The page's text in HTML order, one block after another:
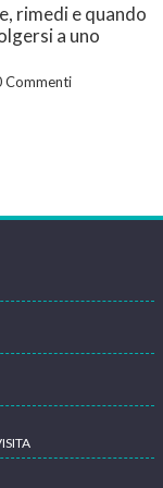
rimedi e quando
a uno
Commenti